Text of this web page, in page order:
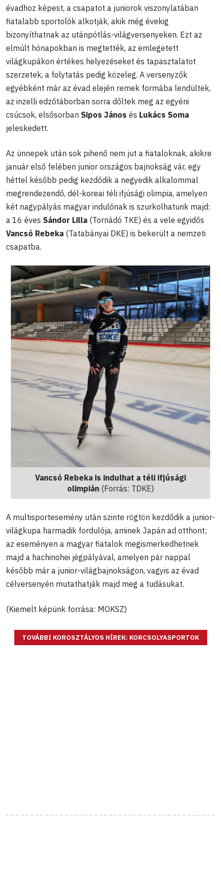
évadhoz képest, a csapatot a juniorok viszonylatában
fiatalabb sportolók alkotják, akik még évekig
bizonyíthatnak az utánpótlás-világversenyeken. Ezt az
elmúlt hónapokban is megtették, az emlegetett
világkupákon értékes helyezéseket és tapasztalatot
szerzetek, a folytatás pedig közeleg. A versenyzők
egyébként már az évad elején remek formába lendültek,
az inzelli edzőtáborban sorra dőltek meg az egyéni
csúcsok, elsősorban Sipos János és Lukács Soma
jeleskedett.
Az ünnepek után sok pihenő nem jut a fiataloknak, akikre
január első felében junior országos bajnokság vár, egy
héttel később pedig kezdődik a negyedik alkalommal
megrendezendő, dél-koreai téli ifjúsági olimpia, amelyen
két nagypályás magyar indulónak is szurkolhatunk majd:
a 16 éves Sándor Lilla (Tornádó TKE) és a vele egyidős
Vancsó Rebeka (Tatabányai DKE) is bekerült a nemzeti
csapatba.
Vancsó Rebeka is indulhat a téli ifjúsági
olimpián (Forrás: TDKE)
A multisportesemény után szinte rögtön kezdődik a junior-
világkupa harmadik fordulója, aminek Japán ad otthont;
az eseményen a magyar fiatalok megismerkedhetnek
majd a hachinohei jégpályával, amelyen pár nappal
később már a junior-világbajnokságon, vagyis az évad
célversenyén mutathatják majd meg a tudásukat.
(Kiemelt képünk forrása: MOKSZ)
TOVÁBBI KOROSZTÁLYOS HÍREK: KORCSOLYASPORTOK